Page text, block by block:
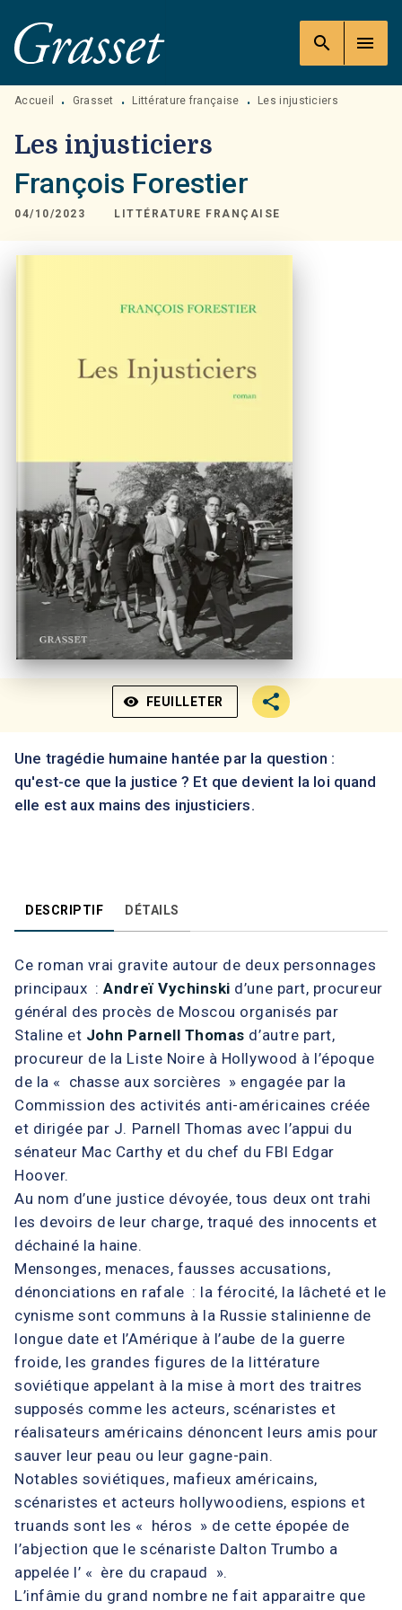
MENU RECHERCHE
PIED DE PAGE
search menu
Accueil • Grasset • Littérature française • Les injusticiers
Les injusticiers
François Forestier
04/10/2023 LITTÉRATURE FRANÇAISE
visibility FEUILLETER
Une tragédie humaine hantée par la question :
qu'est-ce que la justice ? Et que devient la loi quand
elle est aux mains des injusticiers.
DESCRIPTIF DÉTAILS
Ce roman vrai gravite autour de deux personnages
principaux :Andreï Vychinski d’une part, procureur
général des procès de Moscou organisés par
Staline et John Parnell Thomas d’autre part,
procureur de la Liste Noire à Hollywood à l’époque
de la « chasse aux sorcières » engagée par la
Commission des activités anti-américaines créée
et dirigée par J. Parnell Thomas avec l’appui du
sénateur Mac Carthy et du chef du FBI Edgar
Hoover.
Au nom d’une justice dévoyée, tous deux ont trahi
les devoirs de leur charge, traqué des innocents et
déchainé la haine.
Mensonges, menaces, fausses accusations,
dénonciations en rafale : la férocité, la lâcheté et le
cynisme sont communs à la Russie stalinienne de
longue date et l’Amérique à l’aube de la guerre
froide, les grandes figures de la littérature
soviétique appelant à la mise à mort des traitres
supposés comme les acteurs, scénaristes et
réalisateurs américains dénoncent leurs amis pour
sauver leur peau ou leur gagne-pain.
Notables soviétiques, mafieux américains,
scénaristes et acteurs hollywoodiens, espions et
truands sont les « héros » de cette épopée de
l’abjection que le scénariste Dalton Trumbo a
appelée l’ « ère du crapaud ».
L’infâmie du grand nombre ne fait apparaitre que